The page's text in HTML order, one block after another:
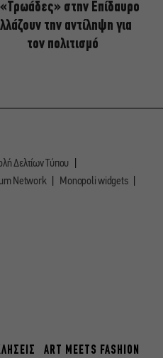
στην Επίδαυρο
την αντίληψη για
τον πολιτισμό
Δελτίων Τύπου
Network
Monopoli widgets
ART MEETS FASHION